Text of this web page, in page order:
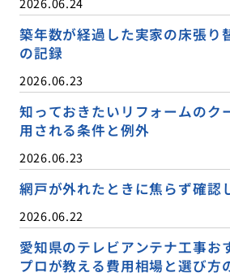
築年数が経過した実家の床張り
の記録
2026.06.23
知っておきたいリフォームのク
用される条件と例外
2026.06.23
網戸が外れたときに焦らず確認
2026.06.22
愛知県のテレビアンテナ工事お
プロが教える費用相場と選び方